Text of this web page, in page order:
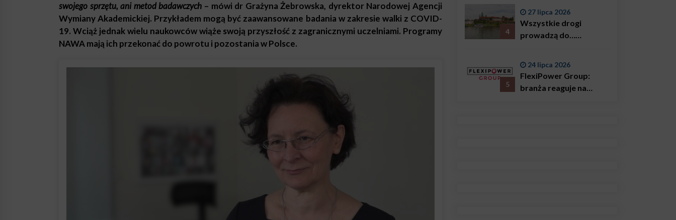
swojego sprzętu, ani metod badawczych – mówi dr Grażyna Żebrowska, dyrektor Narodowej Agencji
Wymiany Akademickiej. Przykładem mogą być zaawansowane badania w zakresie walki z COVID-
19. Wciąż jednak wielu naukowców wiąże swoją przyszłość z zagranicznymi uczelniami. Programy
NAWA mają ich przekonać do powrotu i pozostania w Polsce.
4
27 lipca 2026
Wszystkie drogi
prowadzą do…
5
24 lipca 2026
FlexiPower Group:
branża reaguje na